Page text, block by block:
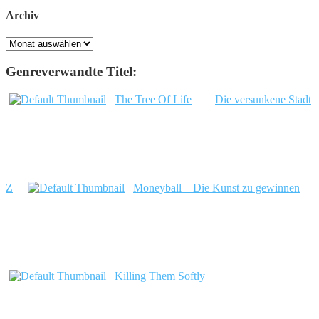
Archiv
Archiv
Genreverwandte Titel:
The Tree Of Life Die versunkene Stadt
Z Moneyball – Die Kunst zu gewinnen
Killing Them Softly